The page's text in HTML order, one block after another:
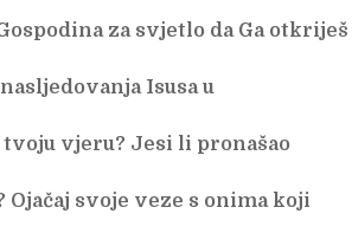
za svjetlo da Ga otkriješ
Isusa u
vjeru? Jesi li pronašao
svoje veze s onima koji